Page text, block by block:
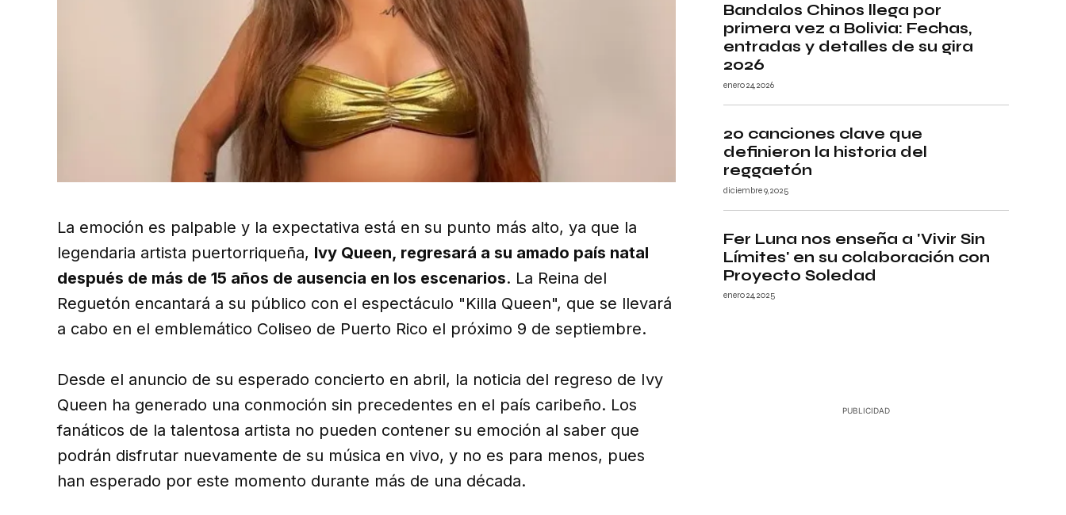
La emoción es palpable y la expectativa está en su punto más alto, ya que la
legendaria artista puertorriqueña, Ivy Queen, regresará a su amado país natal
después de más de 15 años de ausencia en los escenarios. La Reina del
Reguetón encantará a su público con el espectáculo "Killa Queen", que se llevará
a cabo en el emblemático Coliseo de Puerto Rico el próximo 9 de septiembre.
Desde el anuncio de su esperado concierto en abril, la noticia del regreso de Ivy
Queen ha generado una conmoción sin precedentes en el país caribeño. Los
fanáticos de la talentosa artista no pueden contener su emoción al saber que
podrán disfrutar nuevamente de su música en vivo, y no es para menos, pues
han esperado por este momento durante más de una década.
Bandalos Chinos llega por
primera vez a Bolivia: Fechas,
entradas y detalles de su gira
2026
enero 24, 2026
20 canciones clave que
definieron la historia del
reggaetón
diciembre 9, 2025
Fer Luna nos enseña a 'Vivir Sin
Límites' en su colaboración con
Proyecto Soledad
enero 24, 2025